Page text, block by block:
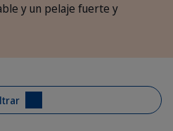
y un pelaje fuerte y